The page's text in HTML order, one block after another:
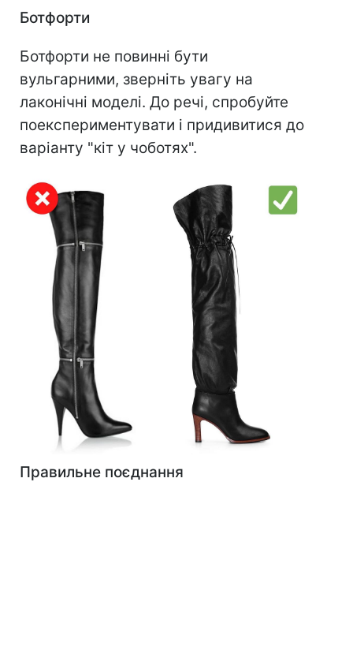
Ботфорти
Ботфорти не повинні бути
вульгарними, зверніть увагу на
лаконічні моделі. До речі, спробуйте
поекспериментувати і придивитися до
варіанту "кіт у чоботях".
Правильне поєднання